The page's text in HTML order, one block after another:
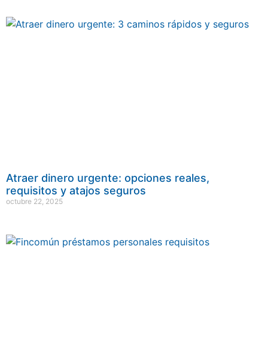
Atraer dinero urgente: opciones reales,
requisitos y atajos seguros
octubre 22, 2025